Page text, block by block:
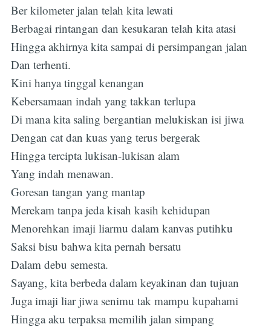
Ber kilometer jalan telah kita lewati
Berbagai rintangan dan kesukaran telah kita atasi
Hingga akhirnya kita sampai di persimpangan jalan
Dan terhenti.
Kini hanya tinggal kenangan
Kebersamaan indah yang takkan terlupa
Di mana kita saling bergantian melukiskan isi jiwa
Dengan cat dan kuas yang terus bergerak
Hingga tercipta lukisan-lukisan alam
Yang indah menawan.
Goresan tangan yang mantap
Merekam tanpa jeda kisah kasih kehidupan
Menorehkan imaji liarmu dalam kanvas putihku
Saksi bisu bahwa kita pernah bersatu
Dalam debu semesta.
Sayang, kita berbeda dalam keyakinan dan tujuan
Juga imaji liar jiwa senimu tak mampu kupahami
Hingga aku terpaksa memilih jalan simpang